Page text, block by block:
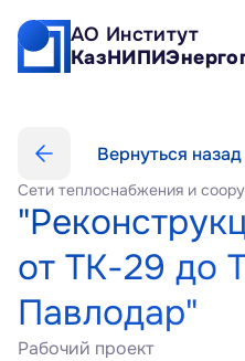
АО Институт
Вернуться назад
Сети теплоснабжения и
от ТК-29 до
Павлодар"
Рабочий проект